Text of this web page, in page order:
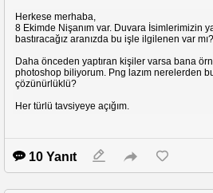
Herkese merhaba,
8 Ekimde Nişanım var. Duvara İsimlerimizin
bastıracağız aranızda bu işle ilgilenen var mı?
Daha önceden yaptıran kişiler varsa bana
photoshop biliyorum. Png lazım nerelerden
çözünürlüklü?
Her türlü tavsiyeye açığım.
10 Yanıt